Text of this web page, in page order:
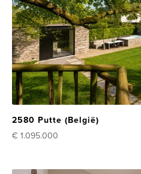
2580 Putte (België)
€ 1.095.000